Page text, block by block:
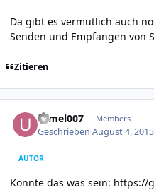
Da gibt es vermutlich auch
Senden und Empfangen von
Zitieren
urmel007 Members
GeschriebenAugust 4,
AUTOR
Könnte das was sein: https://